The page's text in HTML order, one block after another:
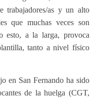
trabajadores/as y un alto
que muchas veces son
esto, a la larga, provoca
tanto a nivel físico
en San Fernando ha sido
de la huelga (CGT,